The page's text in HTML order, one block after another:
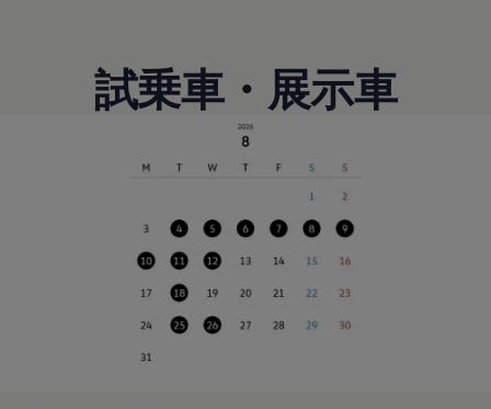
2022
2021
2020
2017
リコール関連情報
セーフティ マイスター
試乗車・展示車